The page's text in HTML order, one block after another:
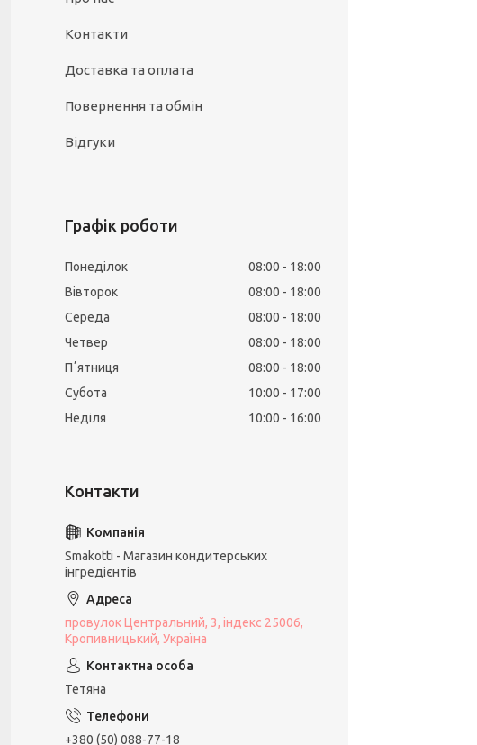
Контакти
Доставка та оплата
Повернення та обмін
Відгуки
Графік роботи
Понеділок 08:00
18:00
Вівторок
08:00
18:00
Середа
08:00
18:00
Четвер
08:00
18:00
Пʼятниця
08:00
18:00
Субота
10:00
17:00
Неділя
10:00 16:00
Smakotti - Магазин кондитерських
інгредієнтів
провулок Центральний, 3, індекс 25006,
Кропивницький, Україна
Тетяна
+380 (50) 088-77-18